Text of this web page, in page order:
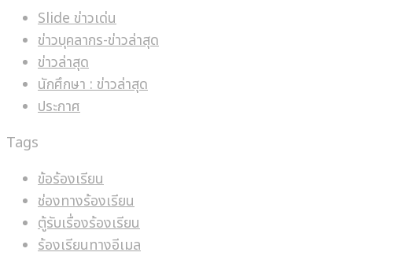
Slide ข่าวเด่น
ข่าวบุคลากร-ข่าวล่าสุด
ข่าวล่าสุด
นักศึกษา : ข่าวล่าสุด
ประกาศ
Tags
ข้อร้องเรียน
ช่องทางร้องเรียน
ตู้รับเรื่องร้องเรียน
ร้องเรียนทางอีเมล